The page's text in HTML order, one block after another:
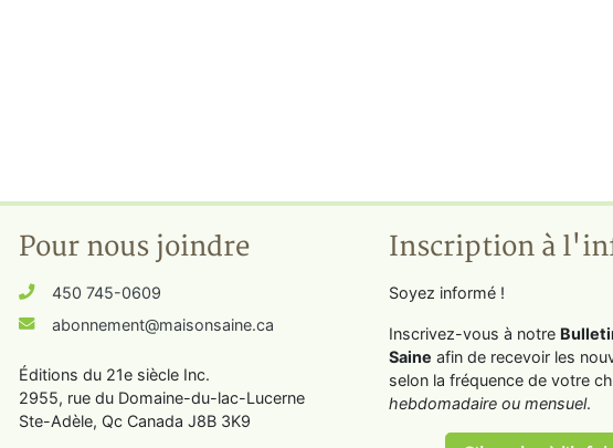
Pour nous joindre
450 745-0609
abonnement@maisonsaine.ca
Éditions du 21e siècle Inc.
2955, rue du Domaine-du-lac-Lucerne
Ste-Adèle, Qc Canada J8B 3K9
Inscription à
Soyez informé !
Inscrivez-vous à notre
Saine afin de recevoir les
selon la fréquence de votre
hebdomadaire ou mensuel.